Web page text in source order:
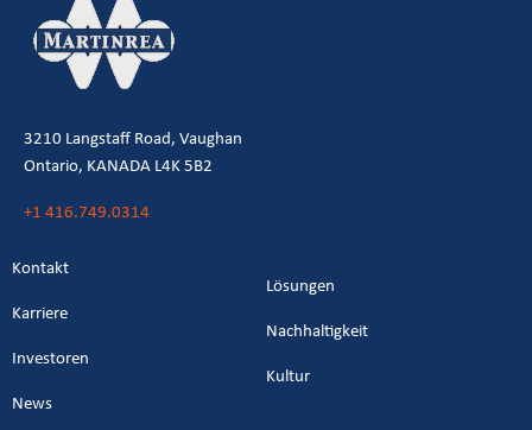
3210 Langstaff Road, Vaughan
Ontario, KANADA L4K 5B2
+1 416.749.0314
Kontakt
Karriere
Investoren
News
Lösungen
Nachhaltigkeit
Kultur